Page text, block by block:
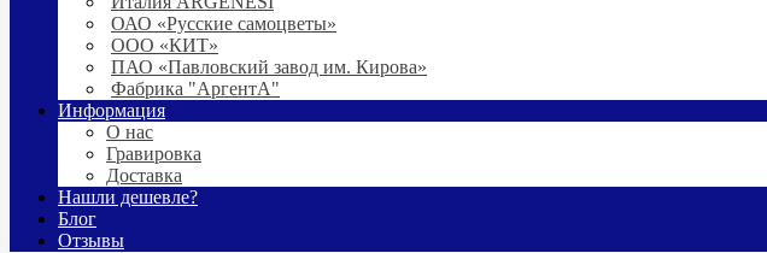
ОАО «Русские самоцветы»
ООО «КИТ»
ПАО «Павловский завод им. Кирова»
Фабрика "АргентА"
Информация
О нас
Гравировка
Доставка
Нашли дешевле?
Блог
Отзывы